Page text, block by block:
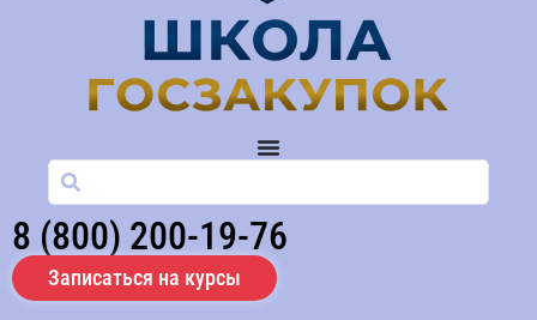
8 (800) 200-19-76
Записаться на курсы